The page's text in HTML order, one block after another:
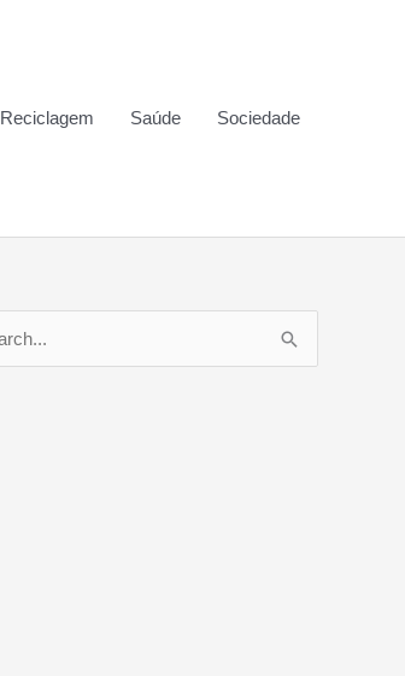
Reciclagem Saúde Sociedade